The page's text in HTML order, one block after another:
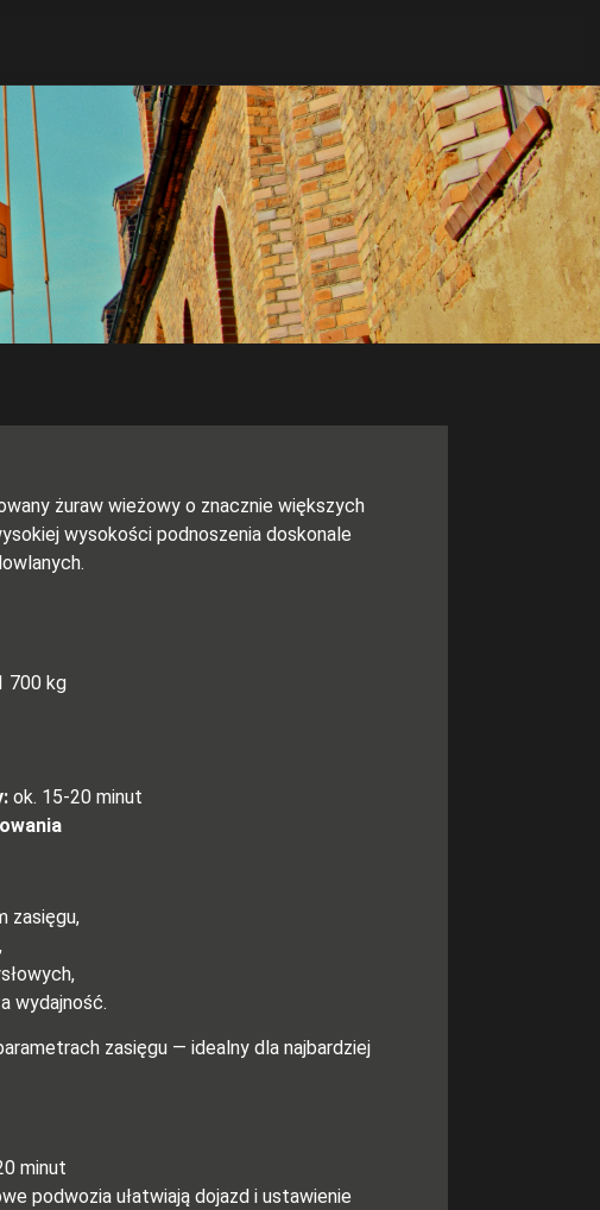
żuraw wieżowy o znacznie większych
wysokości podnoszenia doskonale
700 kg
ok. 15-20 minut
zasięgu,
wydajność.
zasięgu — idealny dla najbardziej
minut
podwozia ułatwiają dojazd i ustawienie